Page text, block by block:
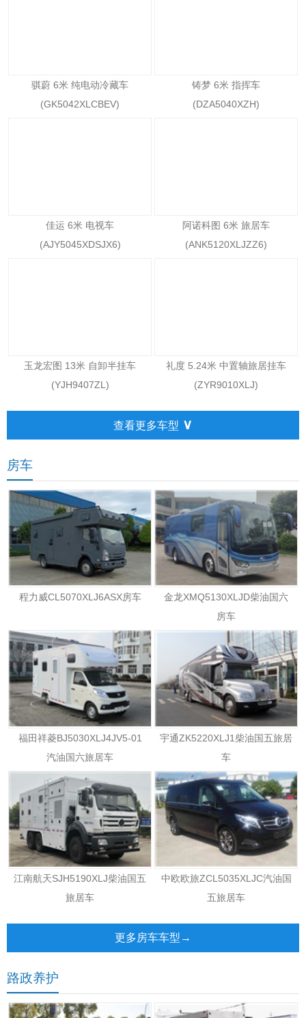
骐蔚 6米 纯电动冷藏车
(GK5042XLCBEV)
铸梦 6米 指挥车
(DZA5040XZH)
佳运 6米 电视车
(AJY5045XDSJX6)
阿诺科图 6米 旅居车
(ANK5120XLJZZ6)
玉龙宏图 13米 自卸半挂车
(YJH9407ZL)
礼度 5.24米 中置轴旅居挂车
(ZYR9010XLJ)
查看更多车型 ∨
房车
程力威CL5070XLJ6ASX房车
金龙XMQ5130XLJD柴油国六
房车
福田祥菱BJ5030XLJ4JV5-01
汽油国六旅居车
宇通ZK5220XLJ1柴油国五旅居
车
江南航天SJH5190XLJ柴油国五
旅居车
中欧欧旅ZCL5035XLJC汽油国
五旅居车
更多房车车型→
路政养护